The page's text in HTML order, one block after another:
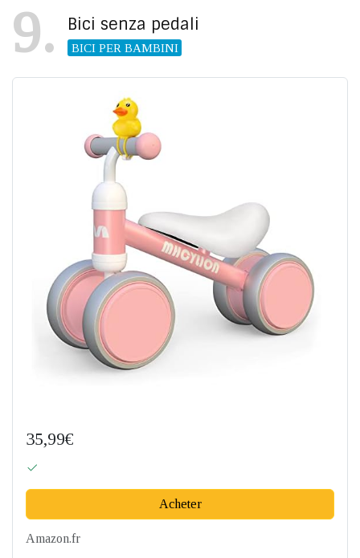
9 Bici senza pedali
BICI PER BAMBINI
35,99€
Acheter
Amazon.fr